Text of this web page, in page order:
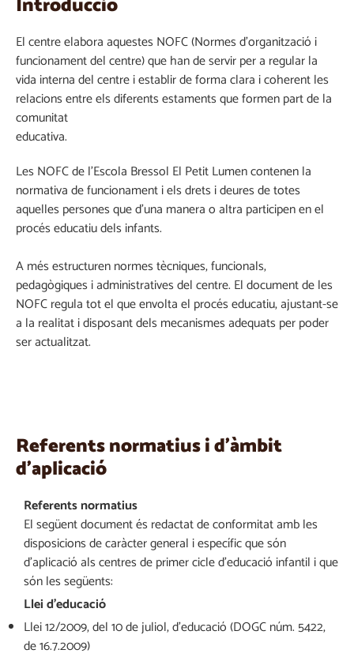
El centre elabora aquestes NOFC (Normes d’organització i
funcionament del centre) que han de servir per a regular la
vida interna del centre i establir de forma clara i coherent les
relacions entre els diferents estaments que formen part de la
comunitat
educativa.
Les NOFC de l’Escola Bressol El Petit Lumen contenen la
normativa de funcionament i els drets i deures de totes
aquelles persones que d’una manera o altra participen en el
procés educatiu dels infants.
A més estructuren normes tècniques, funcionals,
pedagògiques i administratives del centre. El document de les
NOFC regula tot el que envolta el procés educatiu, ajustant-se
a la realitat i disposant dels mecanismes adequats per poder
ser actualitzat.
Referents normatius i d'àmbit
d'aplicació
Referents normatius
El següent document és redactat de conformitat amb les
disposicions de caràcter general i específic que són
d’aplicació als centres de primer cicle d’educació infantil i que
són les següents:
Llei d’educació
Llei 12/2009, del 10 de juliol, d’educació (DOGC núm. 5422,
de 16.7.2009)